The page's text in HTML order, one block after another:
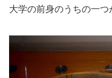
大学の前身のうちの一つ